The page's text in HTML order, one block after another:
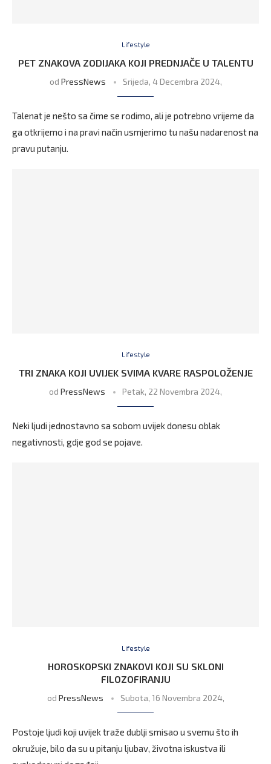
Lifestyle
PET ZNAKOVA ZODIJAKA KOJI PREDNJAČE U TALENTU
od PressNews Srijeda, 4 Decembra 2024,
Talenat je nešto sa čime se rodimo, ali je potrebno vrijeme da
ga otkrijemo i na pravi način usmjerimo tu našu nadarenost na
pravu putanju.
Lifestyle
TRI ZNAKA KOJI UVIJEK SVIMA KVARE RASPOLOŽENJE
od PressNews Petak, 22 Novembra 2024,
Neki ljudi jednostavno sa sobom uvijek donesu oblak
negativnosti, gdje god se pojave.
Lifestyle
HOROSKOPSKI ZNAKOVI KOJI SU SKLONI
FILOZOFIRANJU
od PressNews Subota, 16 Novembra 2024,
Postoje ljudi koji uvijek traže dublji smisao u svemu što ih
okružuje, bilo da su u pitanju ljubav, životna iskustva ili